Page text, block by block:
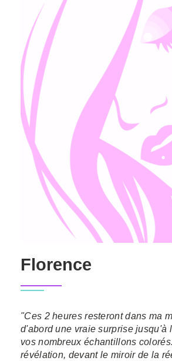
Florence
"Ces 2 heures resteront dans ma
d'abord une vraie surprise jusqu'à
vos nombreux échantillons
révélation, devant le miroir de la